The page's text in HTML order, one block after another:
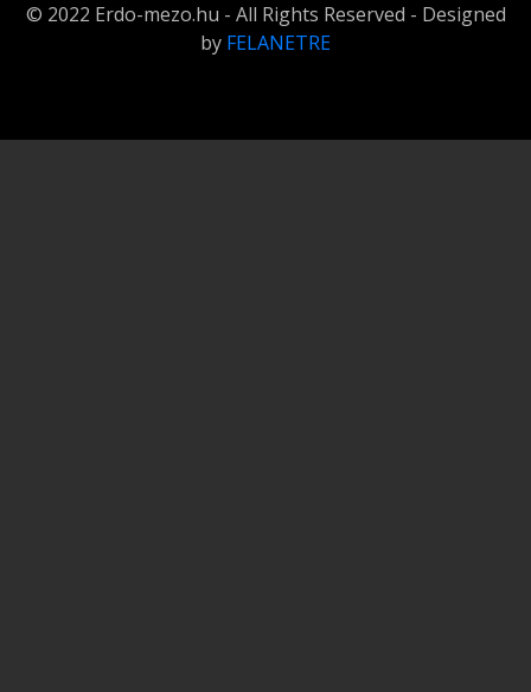
© 2022 Erdo-mezo.hu - All Rights Reserved - Designed
by FELANETRE